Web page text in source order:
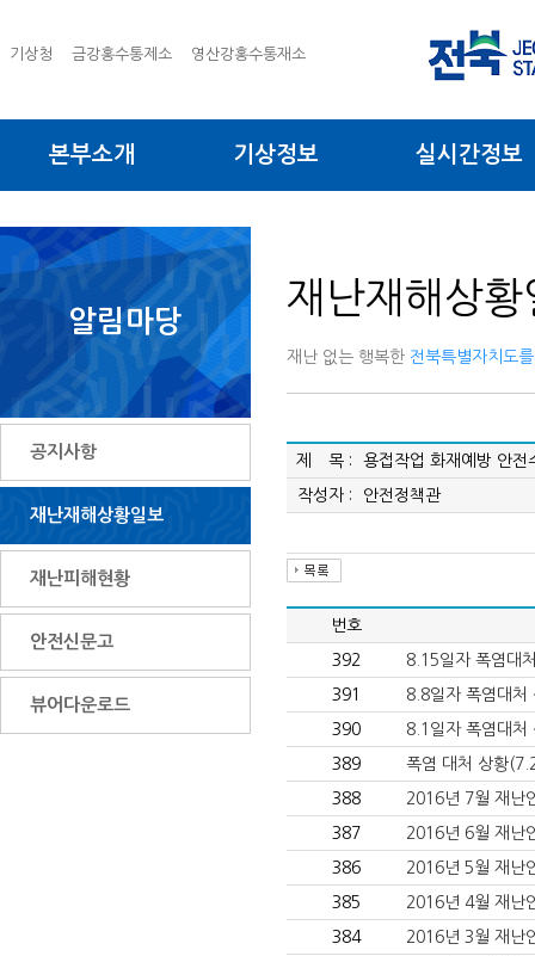
기상청 금강홍수통제소 영산강홍수통재소
본부소개 기상정보 실시간정보
알림마당
공지사항
재난재해상황일보
재난피해현황
안전신문고
뷰어다운로드
재난재해상황
재난 없는 행복한 전북특별자치도
제 목 : 용접작업 화재예방 안전
작성자 : 안전정책관
번호
392 8.15일자 폭염대
391 8.8일자 폭염대처
390 8.1일자 폭염대처
389 폭염 대처 상황
388 2016년 7월 재난
387 2016년 6월 재난
386 2016년 5월 재난
385 2016년 4월 재난
384 2016년 3월 재난